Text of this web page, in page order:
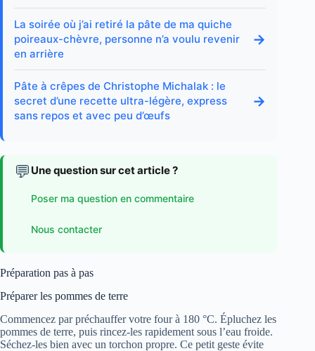
La soirée où j’ai retiré la pâte de ma quiche
poireaux-chèvre, personne n’a voulu revenir
en arrière
→
Pâte à crêpes de Christophe Michalak : le
secret d’une recette ultra-légère, express
sans repos et avec peu d’œufs
→
💬 Une question sur cet article ?
Poser ma question en commentaire
Nous contacter
Préparation pas à pas
Préparer les pommes de terre
Commencez par préchauffer votre four à 180 °C. Épluchez les
pommes de terre, puis rincez-les rapidement sous l’eau froide.
Séchez-les bien avec un torchon propre. Ce petit geste évite